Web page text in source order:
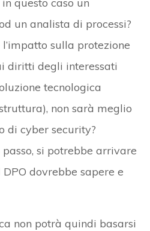
un analista di processi?
sulla protezione
diritti degli interessati
tecnologica
non sarà meglio
di cyber security?
si potrebbe arrivare
dovrebbe sapere e
non potrà quindi basarsi